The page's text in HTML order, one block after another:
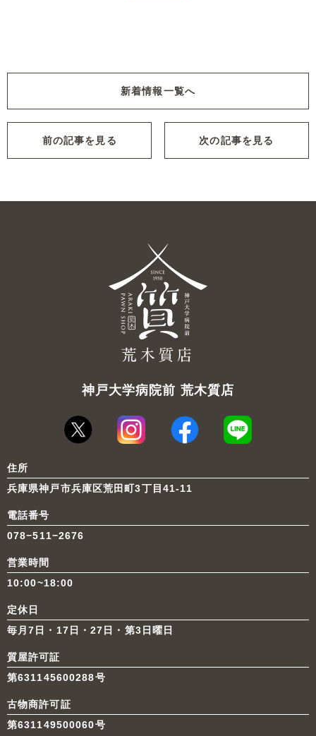
前の記事を見る
新着情報一覧へ
次の記事を見る
神戸大学病院前 荒木質店
住所
兵庫県神戸市兵庫区荒田町3丁目41-11
電話番号
078−511−2676
営業時間
10:00~18:00
定休日
毎月7日・17日・27日・第3日曜日
質屋許可証
第631145600288号
古物商許可証
第631149500060号